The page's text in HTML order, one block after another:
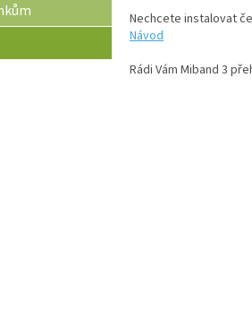
Nechcete instalovat
Návod
Rádi Vám Miband 3